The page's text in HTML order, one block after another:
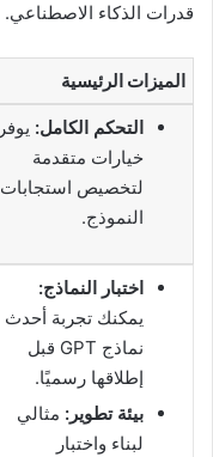
قدرات الذكاء الاصطناعي.
الميزات الرئيسية
التحكم الكامل: يوفر
خيارات متقدمة
لتخصيص استجابات
النموذج.
اختبار النماذج:
يمكنك تجربة أحدث
نماذج GPT قبل
إطلاقها رسميًا.
بيئة تطوير: مثالي
لبناء واختبار